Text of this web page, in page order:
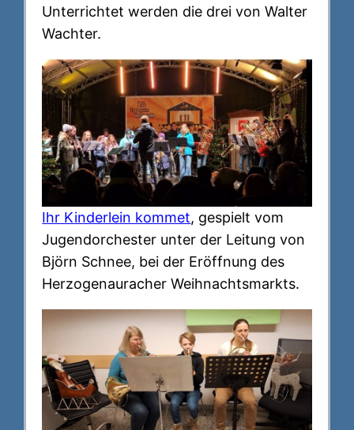
Unterrichtet werden die drei von Walter
Wachter.
Ihr Kinderlein kommet, gespielt vom
Jugendorchester unter der Leitung von
Björn Schnee, bei der Eröffnung des
Herzogenauracher Weihnachtsmarkts.